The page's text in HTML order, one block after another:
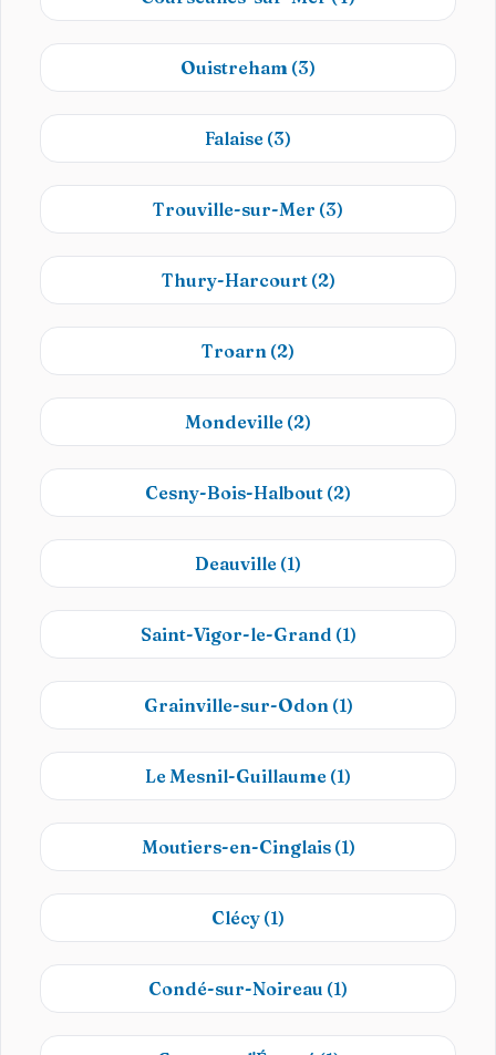
Ouistreham (3)
Falaise (3)
Trouville-sur-Mer (3)
Thury-Harcourt (2)
Troarn (2)
Mondeville (2)
Cesny-Bois-Halbout (2)
Deauville (1)
Saint-Vigor-le-Grand (1)
Grainville-sur-Odon (1)
Le Mesnil-Guillaume (1)
Moutiers-en-Cinglais (1)
Clécy (1)
Condé-sur-Noireau (1)